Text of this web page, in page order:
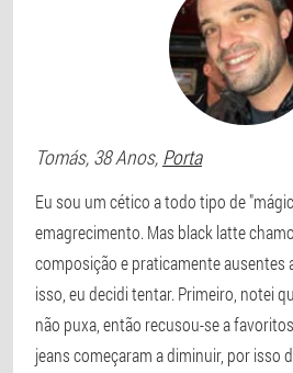
Tomás, 38 Anos, Porta
Eu sou um cético a todo tipo de
emagrecimento. Mas black latte
composição e praticamente ausentes
isso, eu decidi tentar. Primeiro, notei
não puxa, então recusou-se a
jeans começaram a diminuir, por isso